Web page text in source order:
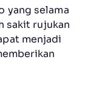
yang selama
sakit rujukan
menjadi